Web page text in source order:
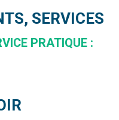
SERVICES
PRATIQUE :